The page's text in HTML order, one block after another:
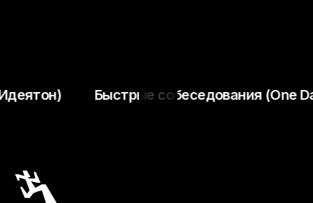
Быстрые собеседования (One Day/